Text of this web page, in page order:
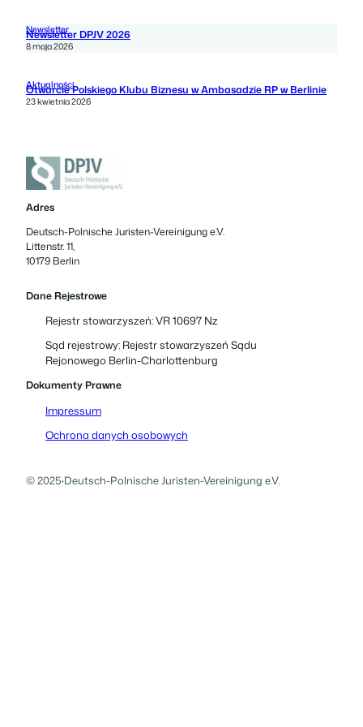
Newsletter
Newsletter DPJV 2026
8 maja 2026
Aktualności
Otwarcie Polskiego Klubu Biznesu w Ambasadzie RP w Berlinie
23 kwietnia 2026
Adres
Deutsch-Polnische Juristen-Vereinigung e.V.
Littenstr. 11,
10179 Berlin
Dane Rejestrowe
Rejestr stowarzyszeń: VR 10697 Nz
Sąd rejestrowy: Rejestr stowarzyszeń Sądu
Rejonowego Berlin-Charlottenburg
Dokumenty Prawne
Impressum
Ochrona danych osobowych
© 2025·Deutsch-Polnische Juristen-Vereinigung e.V.